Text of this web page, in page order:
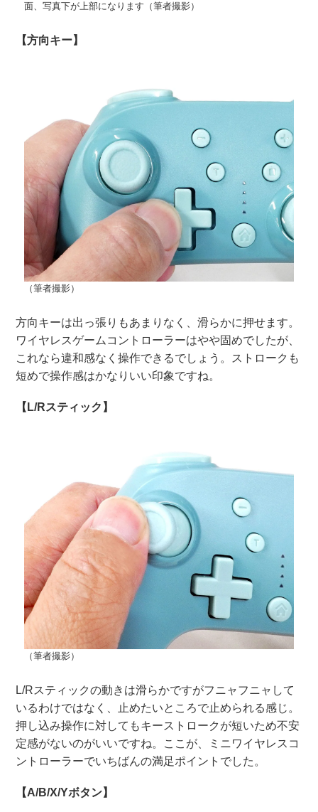
面、写真下が上部になります（筆者撮影）
【方向キー】
（筆者撮影）
方向キーは出っ張りもあまりなく、滑らかに押せます。
ワイヤレスゲームコントローラーはやや固めでしたが、
これなら違和感なく操作できるでしょう。ストロークも
短めで操作感はかなりいい印象ですね。
【L/Rスティック】
（筆者撮影）
L/Rスティックの動きは滑らかですがフニャフニャして
いるわけではなく、止めたいところで止められる感じ。
押し込み操作に対してもキーストロークが短いため不安
定感がないのがいいですね。ここが、ミニワイヤレスコ
ントローラーでいちばんの満足ポイントでした。
【A/B/X/Yボタン】